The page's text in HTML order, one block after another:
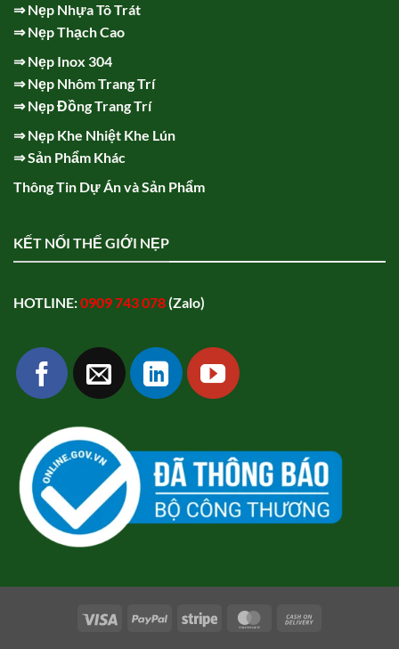
⇒Nẹp Nhựa Tô Trát
⇒Nẹp Thạch Cao
⇒Nẹp Inox 304
⇒Nẹp Nhôm Trang Trí
⇒Nẹp Đồng Trang Trí
⇒Nẹp Khe Nhiệt Khe Lún
⇒Sản Phẩm Khác
Thông Tin Dự Án và Sản Phẩm
KẾT NỐI THẾ GIỚI NẸP
HOTLINE:0909 743 078(Zalo)
Visa PayPal Stripe MasterCard